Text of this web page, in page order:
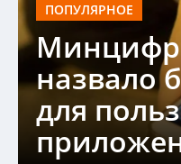
ПОПУЛЯРНОЕ
назвало
для